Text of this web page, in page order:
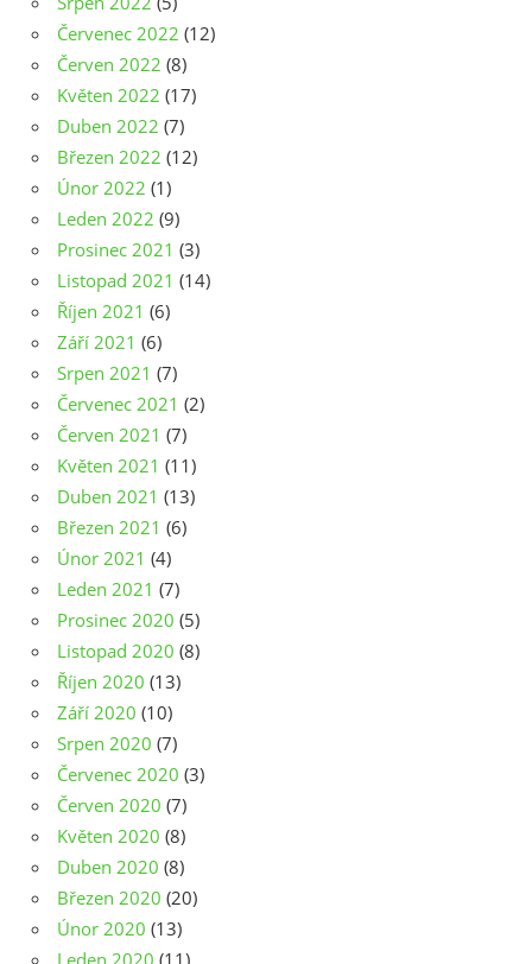
Červenec 2022 (12)
Červen 2022 (8)
Květen 2022 (17)
Duben 2022 (7)
Březen 2022 (12)
Únor 2022 (1)
Leden 2022 (9)
Prosinec 2021 (3)
Listopad 2021 (14)
Říjen 2021 (6)
Září 2021 (6)
Srpen 2021 (7)
Červenec 2021 (2)
Červen 2021 (7)
Květen 2021 (11)
Duben 2021 (13)
Březen 2021 (6)
Únor 2021 (4)
Leden 2021 (7)
Prosinec 2020 (5)
Listopad 2020 (8)
Říjen 2020 (13)
Září 2020 (10)
Srpen 2020 (7)
Červenec 2020 (3)
Červen 2020 (7)
Květen 2020 (8)
Duben 2020 (8)
Březen 2020 (20)
Únor 2020 (13)
Leden 2020 (11)